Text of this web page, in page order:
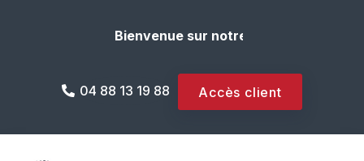
Bienvenue sur notre site internet !
04 88 13 19 88 Accès client